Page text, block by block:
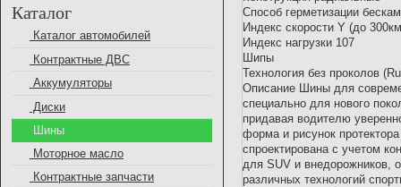
Каталог
Каталог автомобилей
Контрактные ДВС
Аккумуляторы
Диски
Шины
Моторное масло
Контрактные запчасти
Способ герметизации
Индекс скорости Y (до
Индекс нагрузки 107
Шипы
Технология без проколов
Описание Шины для
специально для нового
придавая водителю
форма и рисунок
спроектирована с учетом
для SUV и внедорожников,
различных технологий